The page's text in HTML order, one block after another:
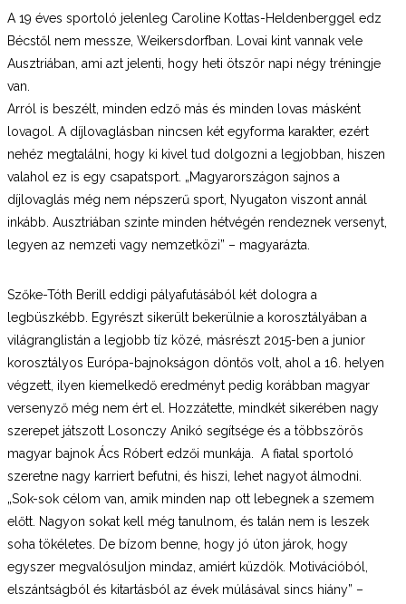
A 19 éves sportoló jelenleg Caroline Kottas-Heldenberggel edz
Bécstől nem messze, Weikersdorfban. Lovai kint vannak vele
Ausztriában, ami azt jelenti, hogy heti ötször napi négy tréningje
van.
Arról is beszélt, minden edző más és minden lovas másként
lovagol. A díjlovaglásban nincsen két egyforma karakter, ezért
nehéz megtalálni, hogy ki kivel tud dolgozni a legjobban, hiszen
valahol ez is egy csapatsport. „Magyarországon sajnos a
díjlovaglás még nem népszerű sport, Nyugaton viszont annál
inkább. Ausztriában szinte minden hétvégén rendeznek versenyt,
legyen az nemzeti vagy nemzetközi” – magyarázta.
Szőke-Tóth Berill eddigi pályafutásából két dologra a
legbüszkébb. Egyrészt sikerült bekerülnie a korosztályában a
világranglistán a legjobb tíz közé, másrészt 2015-ben a junior
korosztályos Európa-bajnokságon döntős volt, ahol a 16. helyen
végzett, ilyen kiemelkedő eredményt pedig korábban magyar
versenyző még nem ért el. Hozzátette, mindkét sikerében nagy
szerepet játszott Losonczy Anikó segítsége és a többszörös
magyar bajnok Ács Róbert edzői munkája. A fiatal sportoló
szeretne nagy karriert befutni, és hiszi, lehet nagyot álmodni.
„Sok-sok célom van, amik minden nap ott lebegnek a szemem
előtt. Nagyon sokat kell még tanulnom, és talán nem is leszek
soha tökéletes. De bízom benne, hogy jó úton járok, hogy
egyszer megvalósuljon mindaz, amiért küzdök. Motivációból,
elszántságból és kitartásból az évek múlásával sincs hiány” –